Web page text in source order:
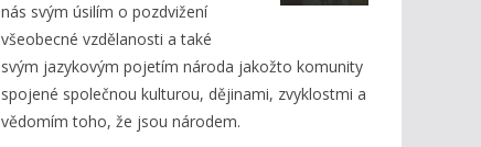
nás svým úsilím o pozdvižení
všeobecné vzdělanosti a také
svým jazykovým pojetím národa jakožto komunity
spojené společnou kulturou, dějinami, zvyklostmi a
vědomím toho, že jsou národem.